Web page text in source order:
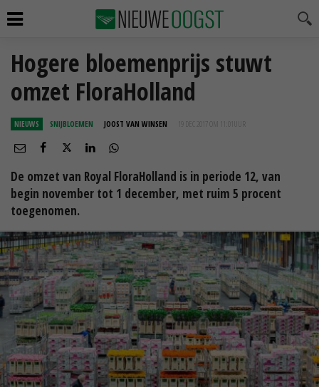
Hogere bloemenprijs stuwt
omzet FloraHolland
NIEUWS SNIJBLOEMEN JOOST VAN WINSEN 19 DEC 2017 OM 11:01
De omzet van Royal FloraHolland is in periode 12, van
begin november tot 1 december, met ruim 5 procent
toegenomen.